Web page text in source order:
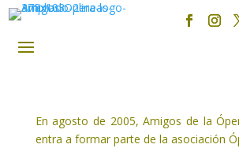
En agosto de 2005, Amigos de la
entra a formar parte de la asociación